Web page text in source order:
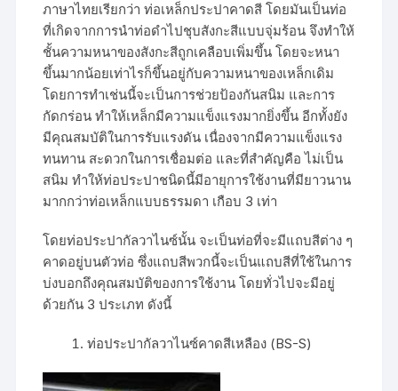
ภาษาไทยเรียกว่า ท่อเหล็กประปาคาดสี โดยมันเป็นท่อ
ที่เกิดจากการนำท่อดำไปชุบสังกะสีแบบจุ่มร้อน จึงทำให้
ชั้นความหนาของสังกะสีถูกเคลือบเพิ่มขึ้น โดยจะหนา
ขึ้นมากน้อยเท่าไรก็ขึ้นอยู่กับความหนาของเหล็กเดิม
โดยการทำเช่นนี้จะเป็นการช่วยป้องกันสนิม และการ
กัดกร่อน ทำให้เหล็กมีความแข็งแรงมากยิ่งขึ้น อีกทั้งยัง
มีคุณสมบัติในการรับแรงดัน เนื่องจากมีความแข็งแรง
ทนทาน สะดวกในการเชื่อมต่อ และที่สำคัญคือ ไม่เป็น
สนิม ทำให้ท่อประปาชนิดนี้มีอายุการใช้งานที่มียาวนาน
มากกว่าท่อเหล็กแบบธรรมดา เกือบ 3 เท่า
โดยท่อประปากัลวาไนซ์นั้น จะเป็นท่อที่จะมีแถบสีต่าง ๆ
คาดอยู่บนตัวท่อ ซึ่งแถบสีพวกนี้จะเป็นแถบสีที่ใช้ในการ
บ่งบอกถึงคุณสมบัติของการใช้งาน โดยทั่วไปจะมีอยู่
ด้วยกัน 3 ประเภท ดังนี้
ท่อประปากัลวาไนซ์คาดสีเหลือง (BS-S)